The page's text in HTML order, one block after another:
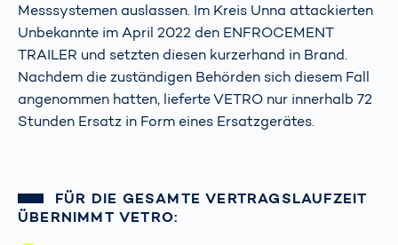
Messsystemen auslassen. Im Kreis Unna attackierten
Unbekannte im April 2022 den ENFROCEMENT
TRAILER und setzten diesen kurzerhand in Brand.
Nachdem die zuständigen Behörden sich diesem Fall
angenommen hatten, lieferte VETRO nur innerhalb 72
Stunden Ersatz in Form eines Ersatzgerätes.
FÜR DIE GESAMTE VERTRAGSLAUFZEIT
ÜBERNIMMT VETRO: